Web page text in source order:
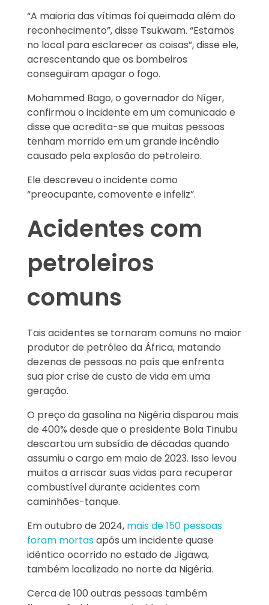
“A maioria das vítimas foi queimada além do
reconhecimento”, disse Tsukwam. “Estamos
no local para esclarecer as coisas”, disse ele,
acrescentando que os bombeiros
conseguiram apagar o fogo.
Mohammed Bago, o governador do Níger,
confirmou o incidente em um comunicado e
disse que acredita-se que muitas pessoas
tenham morrido em um grande incêndio
causado pela explosão do petroleiro.
Ele descreveu o incidente como
“preocupante, comovente e infeliz”.
Acidentes com
petroleiros
comuns
Tais acidentes se tornaram comuns no maior
produtor de petróleo da África, matando
dezenas de pessoas no país que enfrenta
sua pior crise de custo de vida em uma
geração.
O preço da gasolina na Nigéria disparou mais
de 400% desde que o presidente Bola Tinubu
descartou um subsídio de décadas quando
assumiu o cargo em maio de 2023. Isso levou
muitos a arriscar suas vidas para recuperar
combustível durante acidentes com
caminhões-tanque.
Em outubro de 2024, mais de 150 pessoas
foram mortasapós um incidente quase
idêntico ocorrido no estado de Jigawa,
também localizado no norte da Nigéria.
Cerca de 100 outras pessoas também